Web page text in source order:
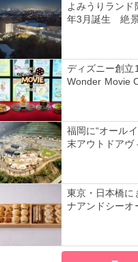
よみうりラン
年3月誕生 絶景
ディズニー創立
Wonder Movie
福岡に“オール
末アウトドアヴ
東京・日本橋に
ナアンドシーオ